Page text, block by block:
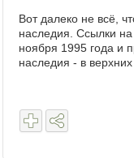
Вот далеко не всё,
наследия. Ссылки
ноября 1995 года и
наследия - в